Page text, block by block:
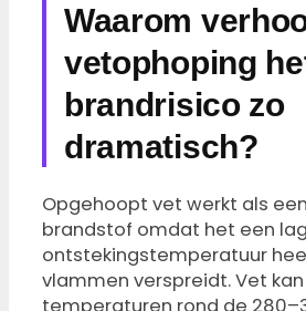
Waarom
vetophoping
brandrisico zo
dramatisch?
Opgehoopt vet werkt als
brandstof omdat het een
ontstekingstemperatuur
vlammen verspreidt. Vet